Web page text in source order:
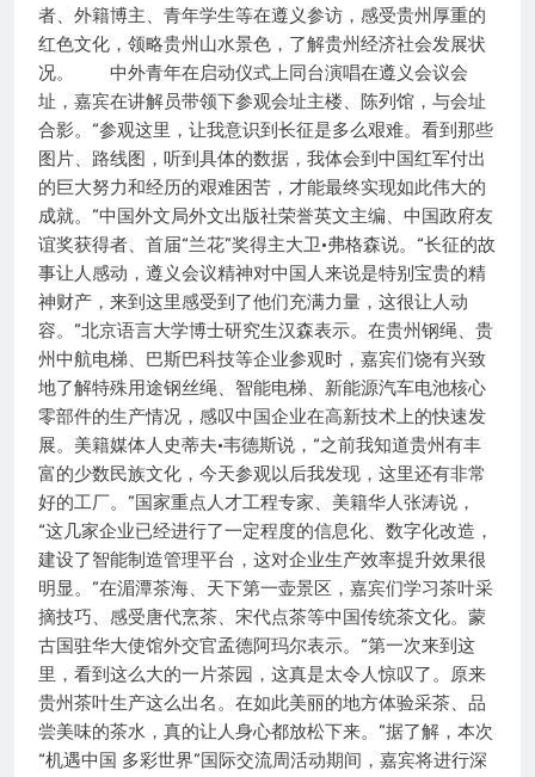
者、外籍博主、青年学生等在遵义参访，感受贵州厚重的
红色文化，领略贵州山水景色，了解贵州经济社会发展状
况。 中外青年在启动仪式上同台演唱在遵义会议会
址，嘉宾在讲解员带领下参观会址主楼、陈列馆，与会址
合影。“参观这里，让我意识到长征是多么艰难。看到那些
图片、路线图，听到具体的数据，我体会到中国红军付出
的巨大努力和经历的艰难困苦，才能最终实现如此伟大的
成就。”中国外文局外文出版社荣誉英文主编、中国政府友
谊奖获得者、首届“兰花”奖得主大卫·弗格森说。“长征的故
事让人感动，遵义会议精神对中国人来说是特别宝贵的精
神财产，来到这里感受到了他们充满力量，这很让人动
容。”北京语言大学博士研究生汉森表示。在贵州钢绳、贵
州中航电梯、巴斯巴科技等企业参观时，嘉宾们饶有兴致
地了解特殊用途钢丝绳、智能电梯、新能源汽车电池核心
零部件的生产情况，感叹中国企业在高新技术上的快速发
展。美籍媒体人史蒂夫·韦德斯说，“之前我知道贵州有丰
富的少数民族文化，今天参观以后我发现，这里还有非常
好的工厂。”国家重点人才工程专家、美籍华人张涛说，
“这几家企业已经进行了一定程度的信息化、数字化改造，
建设了智能制造管理平台，这对企业生产效率提升效果很
明显。”在湄潭茶海、天下第一壶景区，嘉宾们学习茶叶采
摘技巧、感受唐代烹茶、宋代点茶等中国传统茶文化。蒙
古国驻华大使馆外交官孟德阿玛尔表示。“第一次来到这
里，看到这么大的一片茶园，这真是太令人惊叹了。原来
贵州茶叶生产这么出名。在如此美丽的地方体验采茶、品
尝美味的茶水，真的让人身心都放松下来。”据了解，本次
“机遇中国 多彩世界”国际交流周活动期间，嘉宾将进行深